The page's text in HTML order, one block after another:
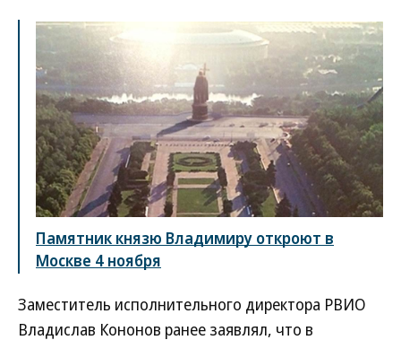
Памятник князю Владимиру откроют в
Москве 4 ноября
Заместитель исполнительного директора РВИО
Владислав Кононов ранее заявлял, что в